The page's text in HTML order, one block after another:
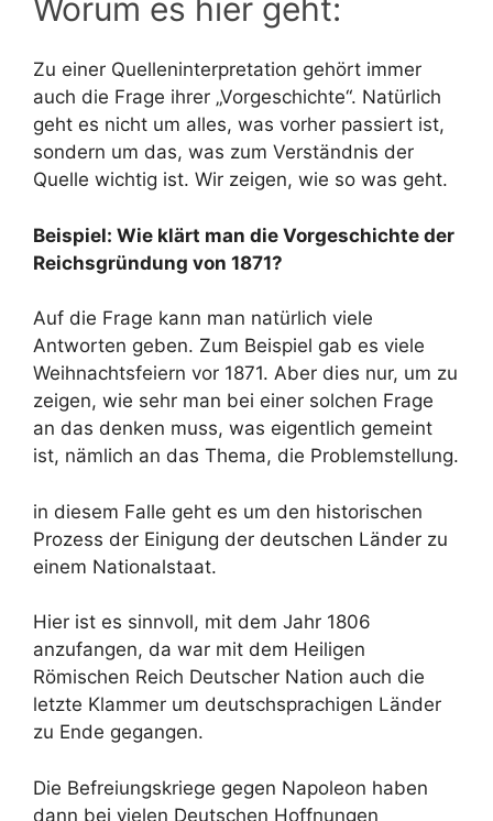
Worum es hier geht:
Zu einer Quelleninterpretation gehört immer
auch die Frage ihrer „Vorgeschichte“. Natürlich
geht es nicht um alles, was vorher passiert ist,
sondern um das, was zum Verständnis der
Quelle wichtig ist. Wir zeigen, wie so was geht.
Beispiel: Wie klärt man die Vorgeschichte der
Reichsgründung von 1871?
Auf die Frage kann man natürlich viele
Antworten geben. Zum Beispiel gab es viele
Weihnachtsfeiern vor 1871. Aber dies nur, um zu
zeigen, wie sehr man bei einer solchen Frage
an das denken muss, was eigentlich gemeint
ist, nämlich an das Thema, die Problemstellung.
in diesem Falle geht es um den historischen
Prozess der Einigung der deutschen Länder zu
einem Nationalstaat.
Hier ist es sinnvoll, mit dem Jahr 1806
anzufangen, da war mit dem Heiligen
Römischen Reich Deutscher Nation auch die
letzte Klammer um deutschsprachigen Länder
zu Ende gegangen.
Die Befreiungskriege gegen Napoleon haben
dann bei vielen Deutschen Hoffnungen